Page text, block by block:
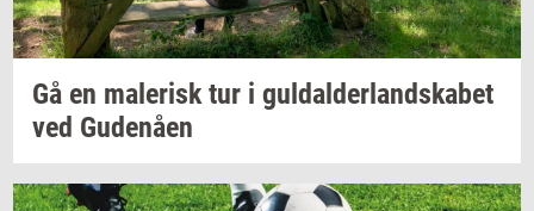
Gå en ma­le­risktur i gul­dal­der­land­ska­bet
ved Gu­denå­en